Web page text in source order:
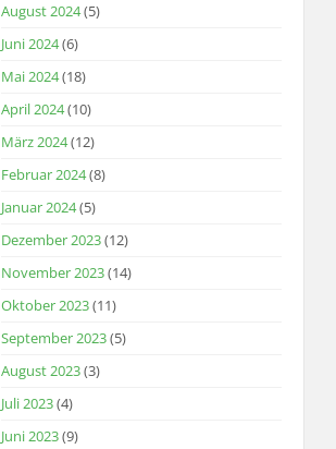
August 2024(5)
Juni 2024(6)
Mai 2024(18)
April 2024(10)
März 2024(12)
Februar 2024(8)
Januar 2024(5)
Dezember 2023(12)
November 2023(14)
Oktober 2023(11)
September 2023(5)
August 2023(3)
Juli 2023(4)
Juni 2023(9)